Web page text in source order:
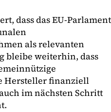
dass das EU-Parlament
als relevanten
bleibe weiterhin, dass
Hersteller finanziell
im nächsten Schritt